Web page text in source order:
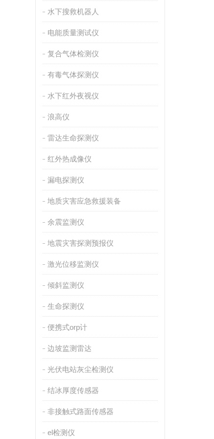
水下搜救机器人
电能质量测试仪
复合气体检测仪
有毒气体探测仪
水下红外夜视仪
浪高仪
雷达生命探测仪
红外热成像仪
漏电探测仪
地质灾害应急救援装备
余震监测仪
地震灾害探测预报仪
激光位移监测仪
倾斜监测仪
生命探测仪
便携式orp计
边坡监测雷达
光伏电站灰尘检测仪
结冰厚度传感器
非接触式路面传感器
el检测仪